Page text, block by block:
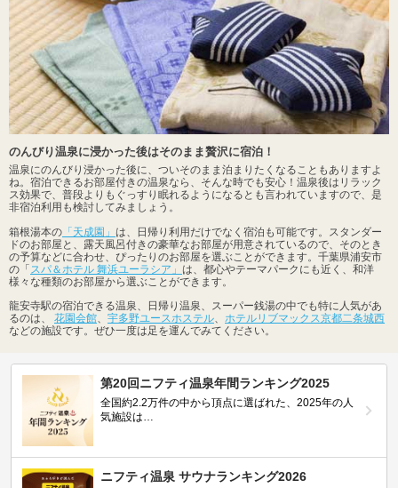
のんびり温泉に浸かった後はそのまま贅沢に宿泊！
温泉にのんびり浸かった後に、ついそのまま泊まりたくなることもありますよ
ね。宿泊できるお部屋付きの温泉なら、そんな時でも安心！温泉後はリラック
ス効果で、普段よりもぐっすり眠れるようになるとも言われていますので、是
非宿泊利用も検討してみましょう。
箱根湯本の 「天成園」 は、日帰り利用だけでなく宿泊も可能です。スタンダー
ドのお部屋と、露天風呂付きの豪華なお部屋が用意されているので、そのとき
の予算などに合わせ、ぴったりのお部屋を選ぶことができます。千葉県浦安市
の「 スパ＆ホテル 舞浜ユーラシア」 は、都心やテーマパークにも近く、和洋
様々な種類のお部屋から選ぶことができます。
龍安寺駅の宿泊できる温泉、日帰り温泉、スーパー銭湯の中でも特に人気があ
るのは、 花園会館、 宇多野ユースホステル、 ホテルリブマックス京都二条城西
などの施設です。ぜひ一度は足を運んでみてください。
第20回ニフティ温泉年間ランキング2025
全国約2.2万件の中から頂点に選ばれた、2025年の人
気施設は…
ニフティ温泉 サウナランキング2026